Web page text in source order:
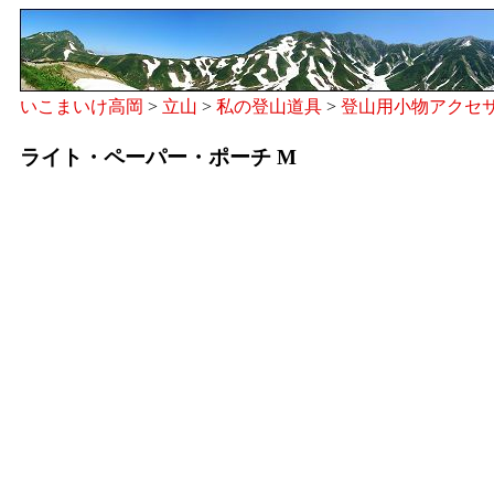
いこまいけ高岡 > 立山 > 私の登山道具 > 登山用小物アクセ
ライト・ペーパー・ポーチ M